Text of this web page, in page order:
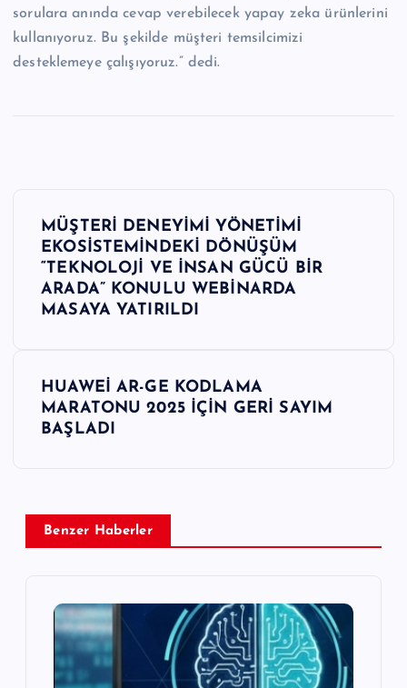
sorulara anında cevap verebilecek yapay zeka ürünlerini
kullanıyoruz. Bu şekilde müşteri temsilcimizi
desteklemeye çalışıyoruz.” dedi.
MÜŞTERİ DENEYİMİ YÖNETİMİ
EKOSİSTEMİNDEKİ DÖNÜŞÜM
“TEKNOLOJİ VE İNSAN GÜCÜ BİR
ARADA” KONULU WEBİNARDA
MASAYA YATIRILDI
HUAWEİ AR-GE KODLAMA
MARATONU 2025 İÇİN GERİ SAYIM
BAŞLADI
Benzer Haberler